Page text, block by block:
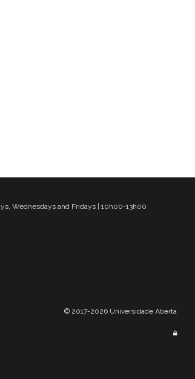
Wednesdays and Fridays | 10h00-13h00
© 2017-2026 Universidade Aberta